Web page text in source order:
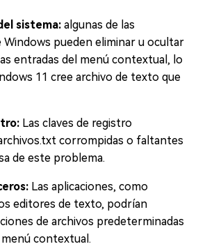
sistema: algunas de las
Windows pueden eliminar u ocultar
entradas del menú contextual, lo
11 cree archivo de texto que
Las claves de registro
corrompidas o faltantes
de este problema.
Las aplicaciones, como
editores de texto, podrían
de archivos predeterminadas
contextual.